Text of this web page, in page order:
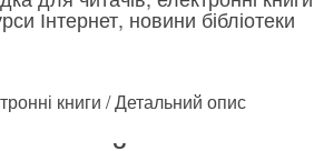
Інтернет, новини бібліотеки
книги / Детальний опис